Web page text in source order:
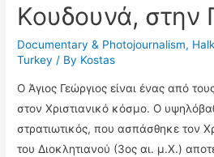
Κουδουνά, στην
Documentary & Photojournalism,
Turkey / By Kostas
Ο Άγιος Γεώργιος είναι ένας από
στον Χριστιανικό κόσμο. Ο
στρατιωτικός, που ασπάσθηκε τον
του Διοκλητιανού (3ος αι. μ.Χ.)